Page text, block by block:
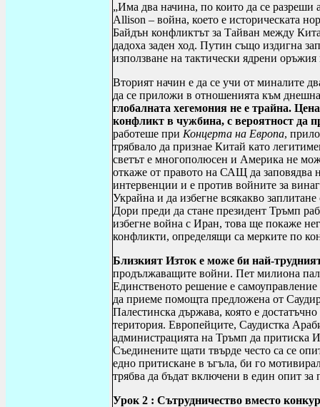
„Има два начина, по които да се
Allison – война, което е историческата
Байдън конфликтът за Тайван между
дадоха заден ход. Путин също издигна
използване на тактически ядрени
Вторият начин е да се учи от миналите
да се приложи в отношенията към днешна
глобалната хегемония не е трайна.
конфликт в чужбина, с вероятност да
работеше при Концерта на Европа,
трябвало да признае Китай като
светът е многополюсен и Америка не
откаже от правото на САЩ да заповядва
интервенции и е против войните за
Украйна и да избегне всякакво
Дори преди да стане президент Тръмп
избегне война с Иран, това ще покаже
конфликти, определящи са мерките по
Близкият Изток е може би най-
продължаващите войни. Пет милиона
Единственото решение е
да приеме помощта предложена от
Палестинска държава, която е
територия. Европейците, Саудистка
администрацията на Тръмп да притиска
Съединените щати твърде често са се
едно притискане в ъгъла, би го
трябва да бъдат включени в един опит за
Урок 2 : Сътрудничество вместо